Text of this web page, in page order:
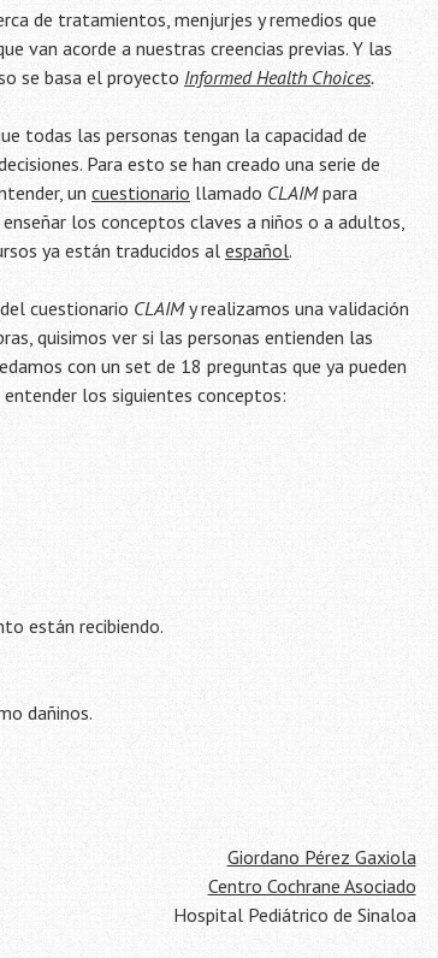
de tratamientos, menjurjes y remedios que
van acorde a nuestras creencias previas. Y las
se basa el proyecto Informed Health Choices.
todas las personas tengan la capacidad de
Para esto se han creado una serie de
un cuestionario llamado CLAIMpara
enseñar los conceptos claves a niños o a adultos,
ya están traducidos alespañol.
cuestionario CLAIMy realizamos una validación
quisimos ver si las personas entienden las
con un set de 18 preguntas que ya pueden
entender los siguientes conceptos:
están recibiendo.
dañinos.
Giordano Pérez Gaxiola
Centro Cochrane Asociado
Hospital Pediátrico de Sinaloa